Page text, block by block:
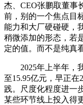
杰、CEO张鹏取董事
前，别的一个焦点目
能力和大厂硬碰硬，
稍微添加的形态，若
定的值。而不是纯真
2025年上半年，我
至15.95亿元，早正在
践。尺度化程度进一
某些环节线上投入得